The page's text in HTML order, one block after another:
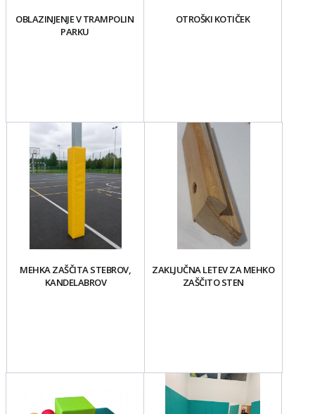
OBLAZINJENJE V TRAMPOLIN
PARKU
OTROŠKI KOTIČEK
MEHKA ZAŠČITA STEBROV,
KANDELABROV
ZAKLJUČNA LETEV ZA MEHKO
ZAŠČITO STEN